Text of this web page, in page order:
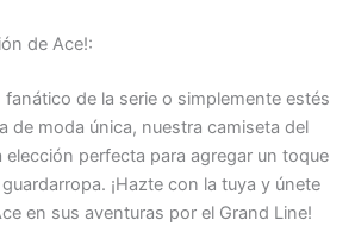
de Ace!:
fanático de la serie o simplemente estés
de moda única, nuestra camiseta del
elección perfecta para agregar un toque
¡Hazte con la tuya y únete
en sus aventuras por el Grand Line!